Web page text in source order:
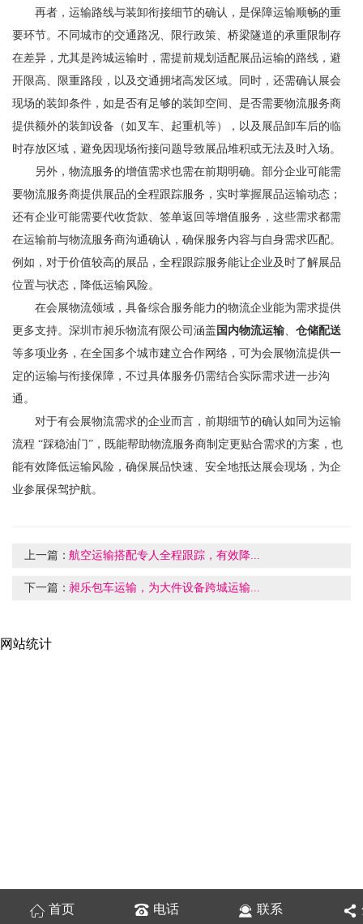
再者，运输路线与装卸衔接细节的确认，是保障运输顺畅的重
要环节。不同城市的交通路况、限行政策、桥梁隧道的承重限制存
在差异，尤其是跨城运输时，需提前规划适配展品运输的路线，避
开限高、限重路段，以及交通拥堵高发区域。同时，还需确认展会
现场的装卸条件，如是否有足够的装卸空间、是否需要物流服务商
提供额外的装卸设备（如叉车、起重机等），以及展品卸车后的临
时存放区域，避免因现场衔接问题导致展品堆积或无法及时入场。
另外，物流服务的增值需求也需在前期明确。部分企业可能需
要物流服务商提供展品的全程跟踪服务，实时掌握展品运输动态；
还有企业可能需要代收货款、签单返回等增值服务，这些需求都需
在运输前与物流服务商沟通确认，确保服务内容与自身需求匹配。
例如，对于价值较高的展品，全程跟踪服务能让企业及时了解展品
位置与状态，降低运输风险。
在会展物流领域，具备综合服务能力的物流企业能为需求提供
更多支持。深圳市昶乐物流有限公司涵盖 国内物流运输、 仓储配送
等多项业务，在全国多个城市建立合作网络，可为会展物流提供一
定的运输与衔接保障，不过具体服务仍需结合实际需求进一步沟
通。
对于有会展物流需求的企业而言，前期细节的确认如同为运输
流程 “踩稳油门”，既能帮助物流服务商制定更贴合需求的方案，也
能有效降低运输风险，确保展品快速、安全地抵达展会现场，为企
业参展保驾护航。
上一篇：航空运输搭配专人全程跟踪，有效降...
下一篇：昶乐包车运输，为大件设备跨城运输...
首页 电话 联系
网站统计